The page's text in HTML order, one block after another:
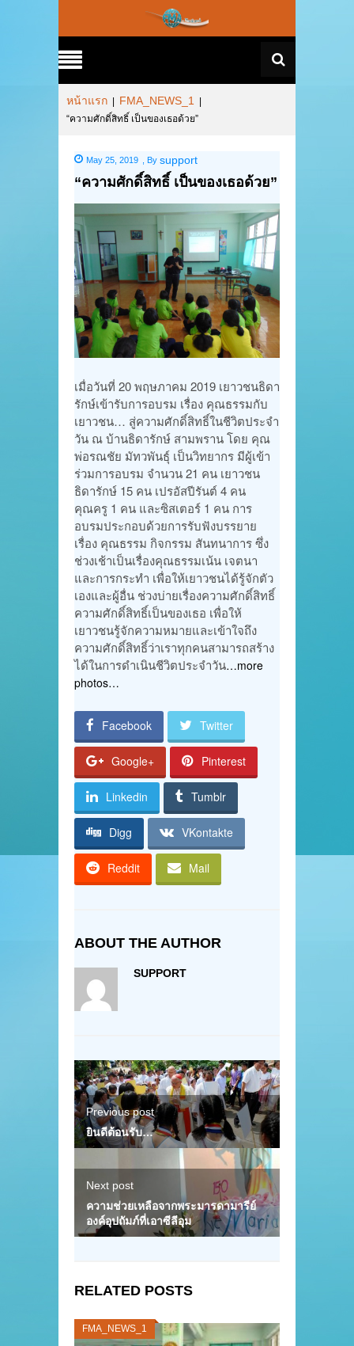
หน้าแรก FMA_NEWS_1
“ความศักดิ์สิทธิ์ เป็นของเธอด้วย”
May 25, 2019 By support
“ความศักดิ์สิทธิ์ เป็นของเธอด้วย”
เมื่อวันที่ 20 พฤษภาคม 2019 เยาวชนธิดา
รักษ์เข้ารับการอบรม เรื่อง คุณธรรมกับ
เยาวชน… สู่ความศักดิ์สิทธิ์ในชีวิตประจำ
วัน ณ บ้านธิดารักษ์ สามพราน โดย คุณ
พ่อรณชัย มัทวพันธุ์ เป็นวิทยากร มีผู้เข้า
ร่วมการอบรม จำนวน 21 คน เยาวชน
ธิดารักษ์ 15 คน เปรอัสปีรันต์ 4 คน
คุณครู 1 คน และซิสเตอร์ 1 คน การ
อบรมประกอบด้วยการรับฟังบรรยาย
เรื่อง คุณธรรม กิจกรรม สันทนาการ ซึ่ง
ช่วงเช้าเป็นเรื่องคุณธรรมเน้น เจตนา
และการกระทำ เพื่อให้เยาวชนได้รู้จักตัว
เองและผู้อื่น ช่วงบ่ายเรื่องความศักดิ์สิทธิ์
ความศักดิ์สิทธิ์เป็นของเธอ เพื่อให้
เยาวชนรู้จักความหมายและเข้าใจถึง
ความศักดิ์สิทธิ์ว่าเราทุกคนสามารถสร้าง
ได้ในการดำเนินชีวิตประจำวัน…more
photos…
Facebook Twitter
Google+ Pinterest
Linkedin Tumblr
Digg VKontakte
Reddit Mail
ABOUT THE AUTHOR
SUPPORT
Previous post
ยินดีต้อนรับ…
Next post
ความช่วยเหลือจากพระมารดามารีย์
องค์อุปถัมภ์ที่เอาซีลีอุม
RELATED POSTS
FMA_NEWS_1